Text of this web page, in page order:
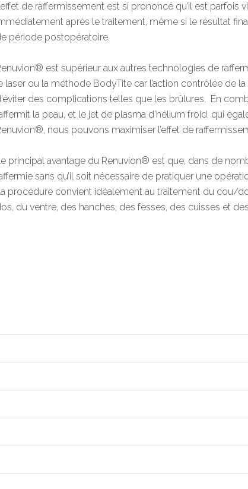
de raffermissement est si prononcé qu’il est parfois
après le traitement, même si le résultat
période postopératoire.
est supérieur aux autres technologies de
laser ou la méthode BodyTite car l’action contrôlée de
des complications telles que les brûlures. En
la peau, et le jet de plasma d’hélium froid, qui
nous pouvons maximiser l’effet de
principal avantage du Renuvion® est que, dans de
sans qu’il soit nécessaire de pratiquer une
procédure convient idéalement au traitement du cou/
du ventre, des hanches, des fesses, des cuisses et